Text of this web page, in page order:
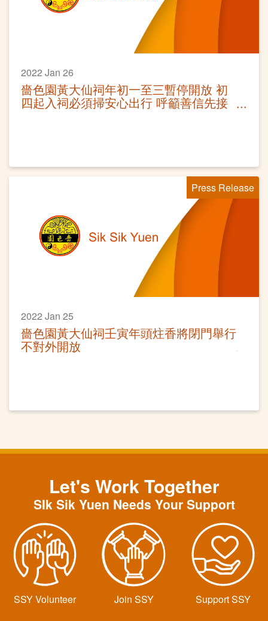
2022 Jan 26
嗇色園黃大仙祠年初一至三暫停開放 初
四起入祠必須掃安心出行 呼籲善信先接
Press Release
2022 Jan 25
嗇色園黃大仙祠壬寅年頭炷香將閉門舉行
不對外開放
Let's Work Together
SIk Sik Yuen Needs Your Support
SSY Volunteer Join SSY Support SSY